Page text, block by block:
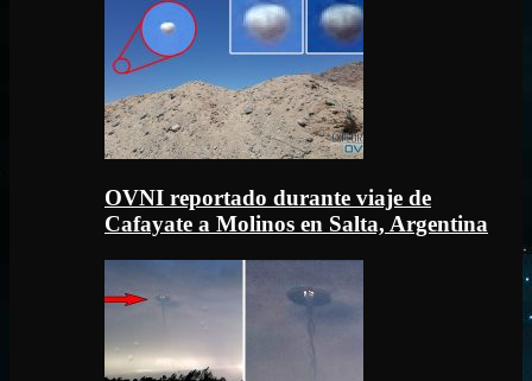
OVNI reportado durante viaje de
Cafayate a Molinos en Salta, Argentina